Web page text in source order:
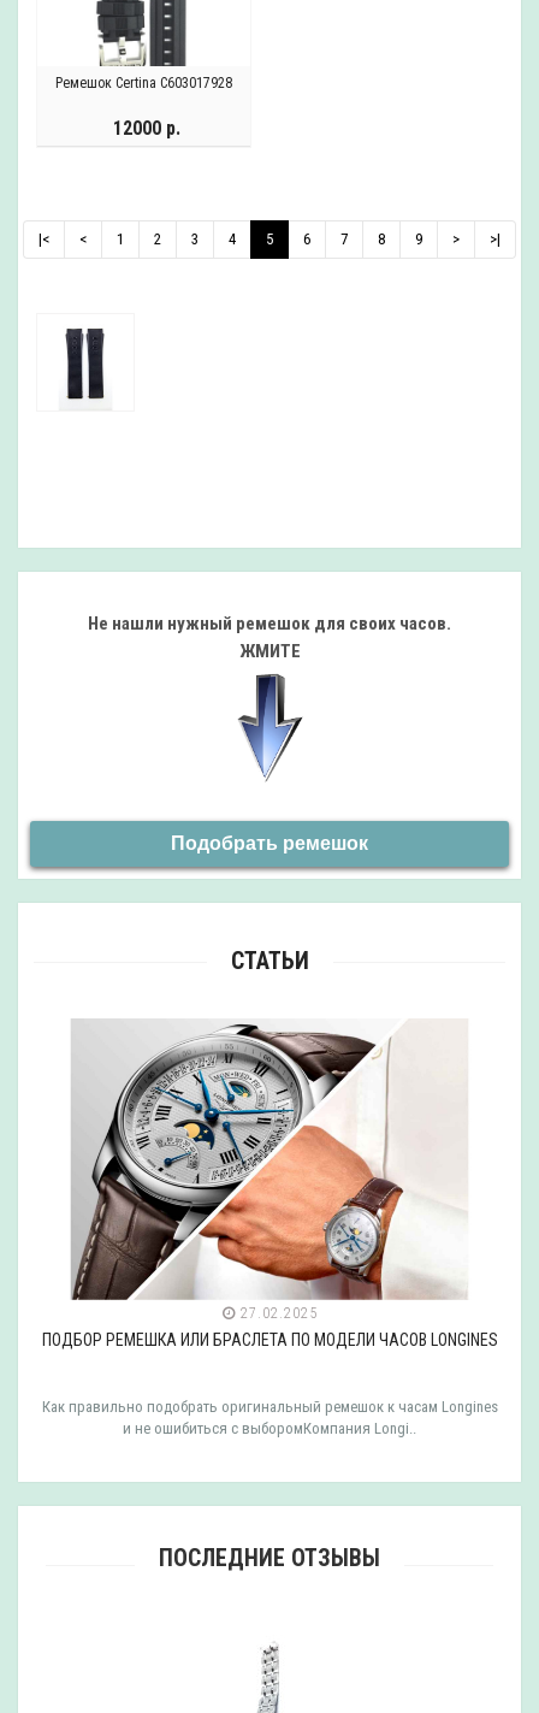
Ремешок Certina C603017928
12000 р.
|< < 1 2 3 4 5 6 7 8 9 > >|
Не нашли нужный ремешок для своих часов.
ЖМИТЕ
Подобрать ремешок
СТАТЬИ
27.02.2025
ПОДБОР РЕМЕШКА ИЛИ БРАСЛЕТА ПО МОДЕЛИ ЧАСОВ LONGINES
Как правильно подобрать оригинальный ремешок к часам Longines
и не ошибиться с выборомКомпания Longi..
ПОСЛЕДНИЕ ОТЗЫВЫ